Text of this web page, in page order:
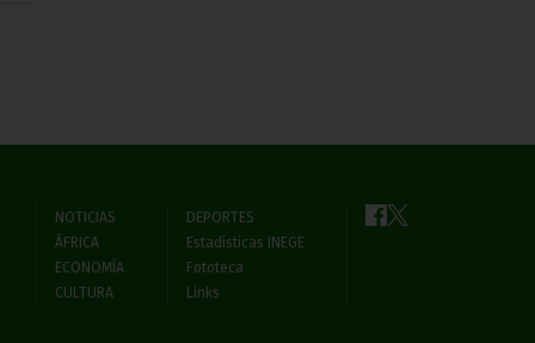
NOTICIAS
ÁFRICA
ECONOMÍA
CULTURA
DEPORTES
Estadísticas INEGE
Fototeca
Links